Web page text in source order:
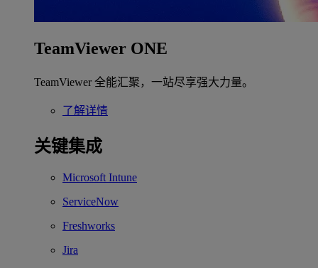
TeamViewer ONE
TeamViewer 全能汇聚，一站尽享强大力量。
了解详情
关键集成
Microsoft Intune
ServiceNow
Freshworks
Jira